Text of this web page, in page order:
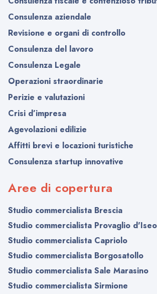
Consulenza aziendale
Revisione e organi di controllo
Consulenza del lavoro
Consulenza Legale
Operazioni straordinarie
Perizie e valutazioni
Crisi d’impresa
Agevolazioni edilizie
Affitti brevi e locazioni turistiche
Consulenza startup innovative
Aree di copertura
Studio commercialista Brescia
Studio commercialista Provaglio d'Iseo
Studio commercialista Capriolo
Studio commercialista Borgosatollo
Studio commercialista Sale Marasino
Studio commercialista Sirmione